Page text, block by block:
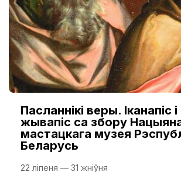
Пасланнікі веры. Іканапіс
жывапіс са збору
мастацкага музея
Беларусь
22 ліпеня — 31 жніўня